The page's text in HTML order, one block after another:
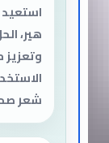
هير،
شعر